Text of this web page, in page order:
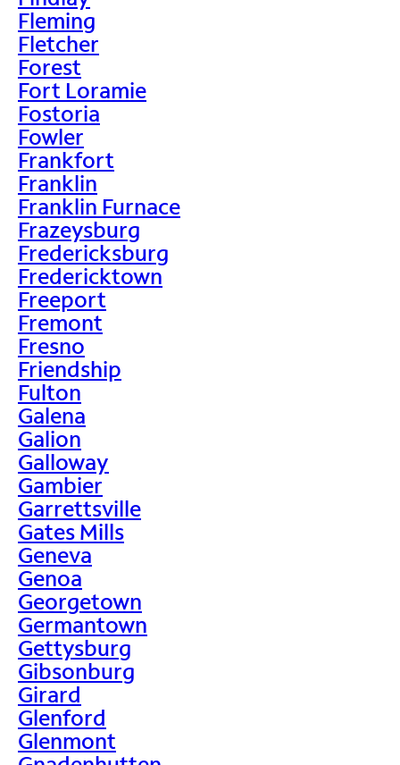
Fleming
Fletcher
Forest
Fort Loramie
Fostoria
Fowler
Frankfort
Franklin
Franklin Furnace
Frazeysburg
Fredericksburg
Fredericktown
Freeport
Fremont
Fresno
Friendship
Fulton
Galena
Galion
Galloway
Gambier
Garrettsville
Gates Mills
Geneva
Genoa
Georgetown
Germantown
Gettysburg
Gibsonburg
Girard
Glenford
Glenmont